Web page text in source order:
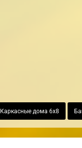
Каркасные дома 6х8